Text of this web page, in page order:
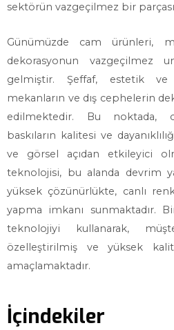
sektörün vazgeçilmez bir
Günümüzde cam ürünleri,
dekorasyonun vazgeçilmez
gelmiştir. Şeffaf, estetik ve
mekanların ve dış cephelerin
edilmektedir. Bu noktada,
baskıların kalitesi ve
ve görsel açıdan etkileyici
teknolojisi, bu alanda devrim
yüksek çözünürlükte, canlı
yapma imkanı sunmaktadır.
teknolojiyi kullanarak,
özelleştirilmiş ve yüksek
amaçlamaktadır.
İçindekiler